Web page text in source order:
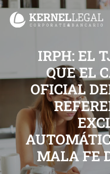
Ir
IRPH: EL
QUE EL
OFICIAL
MALA FE